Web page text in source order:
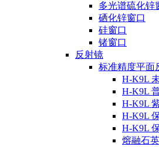
多光谱硫化锌
硒化锌窗口
硅窗口
锗窗口
反射镜
标准精度平面
H-K9L
H-K9L
H-K9L
H-K9L
H-K9L
熔融石